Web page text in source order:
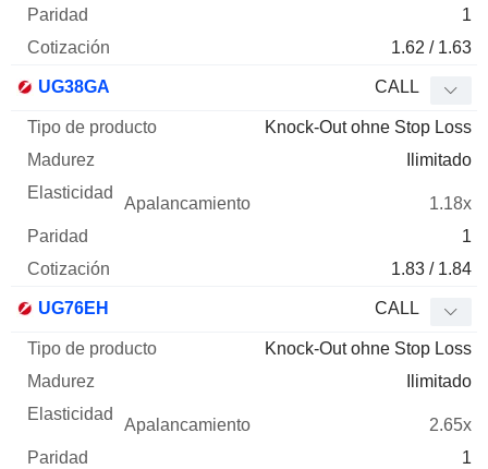
1
1.62 / 1.63
UG38GA CALL
Knock-Out ohne Stop Loss
Ilimitado
1.18x
1
1.83 / 1.84
UG76EH CALL
Knock-Out ohne Stop Loss
Ilimitado
2.65x
1